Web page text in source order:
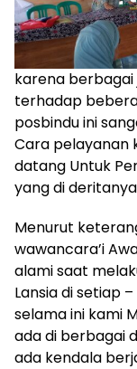
karena berbagai
terhadap
posbindu ini
Cara pelayanan
datang Untuk
yang di
Menurut
wawancara’i
alami saat
Lansia di setiap
selama ini kami
ada di berbagai
ada kendala